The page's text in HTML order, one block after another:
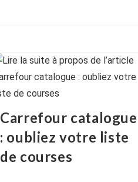
Carrefour catalogue
: oubliez votre liste
de courses